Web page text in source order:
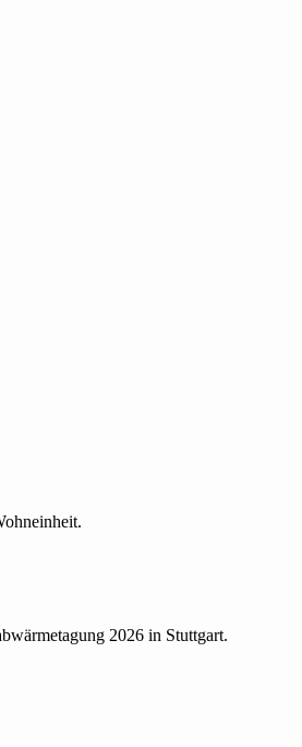
2026 in Stuttgart.